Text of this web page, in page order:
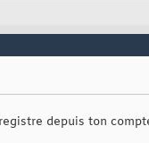
depuis ton